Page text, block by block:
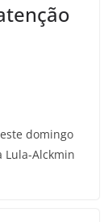
domingo
Lula-Alckmin